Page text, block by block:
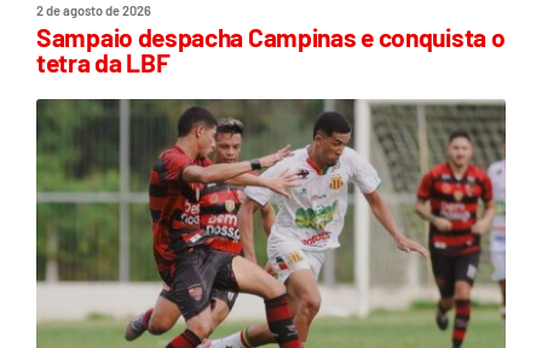
2 de agosto de 2026
Sampaio despacha Campinas e conquista o
tetra da LBF